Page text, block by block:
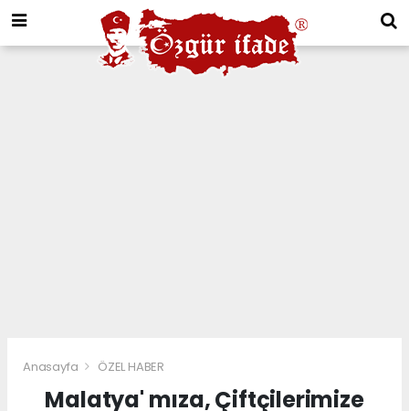
Anasayfa ÖZEL HABER
Malatya' mıza, Çiftçilerimize